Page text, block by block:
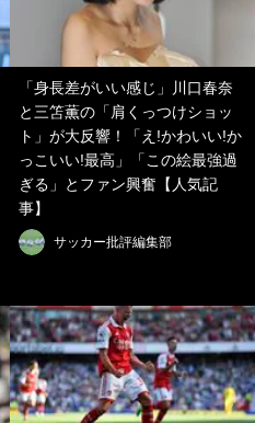
「身長差がいい感じ」川口春奈
と三笘薫の「肩くっつけショッ
ト」が大反響！「え!かわいい!か
っこいい!最高」「この絵最強過
ぎる」とファン興奮【人気記
事】
サッカー批評編集部